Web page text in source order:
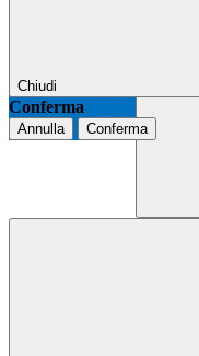
Chiudi
Conferma
Annulla Conferma